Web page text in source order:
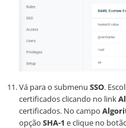
Vá para o submenu SSO.
certificados clicando no link
certificados. No campo
opção SHA-1 e clique no